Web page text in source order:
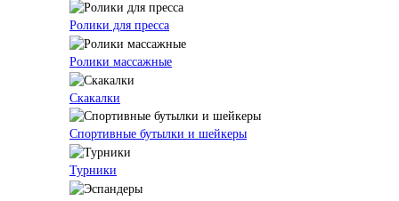
Ролики для пресса
Ролики массажные
Скакалки
Спортивные бутылки и шейкеры
Турники